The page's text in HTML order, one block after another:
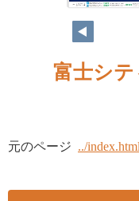
富士シテ
元のページ ../